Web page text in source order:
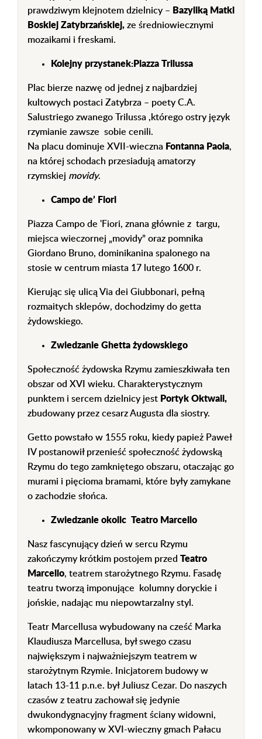
prawdziwym klejnotem dzielnicy – Bazyliką Matki
Boskiej Zatybrzańskiej, ze średniowiecznymi
mozaikami i freskami.
Kolejny przystanek:Piazza Trilussa
Plac bierze nazwę od jednej z najbardziej
kultowych postaci Zatybrza – poety C.A.
Salustriego zwanego Trilussa ,którego ostry język
rzymianie zawsze sobie cenili.
Na placu dominuje XVII-wieczna Fontanna Paola,
na której schodach przesiadują amatorzy
rzymskiej movidy.
Campo de’ Fiori
Piazza Campo de 'Fiori, znana głównie z targu,
miejsca wieczornej „movidy” oraz pomnika
Giordano Bruno, dominikanina spalonego na
stosie w centrum miasta 17 lutego 1600 r.
Kierując się ulicą Via dei Giubbonari, pełną
rozmaitych sklepów, dochodzimy do getta
żydowskiego.
Zwiedzanie Ghetta żydowskiego
Społeczność żydowska Rzymu zamieszkiwała ten
obszar od XVI wieku. Charakterystycznym
punktem i sercem dzielnicy jest Portyk Oktwaii,
zbudowany przez cesarz Augusta dla siostry.
Getto powstało w 1555 roku, kiedy papież Paweł
IV postanowił przenieść społeczność żydowską
Rzymu do tego zamkniętego obszaru, otaczając go
murami i pięcioma bramami, które były zamykane
o zachodzie słońca.
Zwiedzanie okolic Teatro Marcello
Nasz fascynujący dzień w sercu Rzymu
zakończymy krótkim postojem przed Teatro
Marcello, teatrem starożytnego Rzymu. Fasadę
teatru tworzą imponujące kolumny doryckie i
jońskie, nadając mu niepowtarzalny styl.
Teatr Marcellusa wybudowany na cześć Marka
Klaudiusza Marcellusa, był swego czasu
największym i najważniejszym teatrem w
starożytnym Rzymie. Inicjatorem budowy w
latach 13-11 p.n.e. był Juliusz Cezar.
Do naszych
czasów z teatru zachował się jedynie
dwukondygnacyjny fragment ściany widowni,
wkomponowany w XVI-wieczny gmach Pałacu